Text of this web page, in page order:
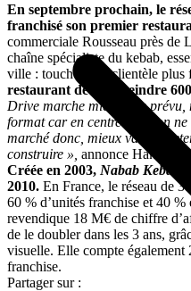
En septembre prochain, le
franchisé son premier
commerciale Rousseau près de
chaîne spécialiste du kebab,
ville : toucher une clientèle plus
restaurant devra atteindre
Drive marche mieux que prévu,
format car en centre-ville, on ne
marché donc, mieux vaut
construire », annonce Hakim
Créée en 2003, Nabab Kebab
2010. En France, le réseau de
60 % d’unités franchise et 40
revendique 18 M€ de chiffre
de le doubler dans les 3 ans,
visuelle. Elle compte également
franchise.
Partager sur :